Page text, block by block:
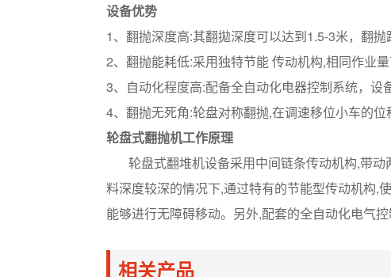
设备优势
1、翻抛深度高:其翻拋深度可以达到1.5-3米，翻抛
2、翻抛能耗低:采用独特节能 传动机构,相同作业
3、自动化程度高:配备全自动化电器控制系统，设
4、翻抛无死角:轮盘对称翻抛,在调速移位小车的位
轮盘式翻抛机工作原理
轮盘式翻堆机设备采用中间链条传动机构,带动
料深度较深的情况下,通过特有的节能型传动机构,
能够进行无障碍移动。另外,配套的全自动化电气
相关产品